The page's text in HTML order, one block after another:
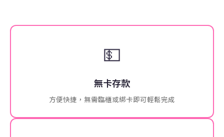
💵
無卡存款
方便快捷，無需臨櫃或綁卡即可輕鬆完成